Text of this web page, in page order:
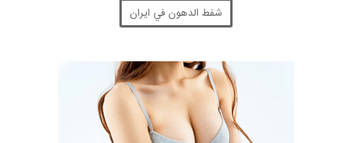
شفط الدهون في ايران